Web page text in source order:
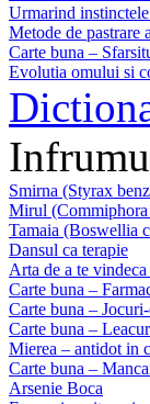
Urmarind
Metode de pastrare
Carte buna –
Evolutia omului si
Smirna (Styrax
Mirul
Tamaia (Boswellia
Dansul ca terapie
Arta de a te
Carte buna –
Carte buna –
Carte buna –
Mierea – antidot in
Carte buna –
Arsenie Boca